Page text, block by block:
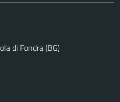
di Fondra (BG)